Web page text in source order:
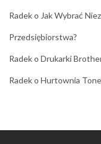
Radeko Jak Wybrać
Przedsiębiorstwa?
Radeko Drukarki
Radeko Hurtownia